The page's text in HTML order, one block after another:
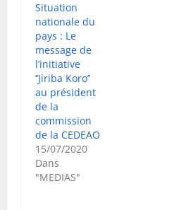
Situation
nationale du
pays : Le
message de
l’initiative
‘’Jiriba Koro’’
au président
de la
commission
de la CEDEAO
15/07/2020
Dans
"MEDIAS"